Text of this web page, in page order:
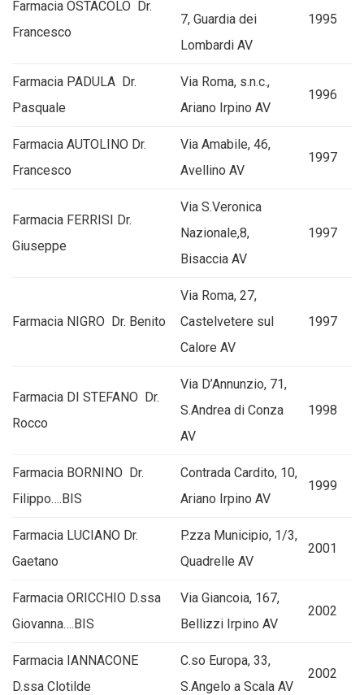
Farmacia OSTACOLO Dr.
Francesco
7, Guardia dei
Lombardi AV
1995
Farmacia PADULA Dr.
Pasquale
Via Roma, s.n.c.,
Ariano Irpino AV
1996
Farmacia AUTOLINO Dr.
Francesco
Via Amabile, 46,
Avellino AV
1997
Farmacia FERRISI Dr.
Giuseppe
Via S.Veronica
Nazionale,8,
Bisaccia AV
1997
Farmacia NIGRO Dr. Benito
Via Roma, 27,
Castelvetere sul
Calore AV
1997
Farmacia DI STEFANO Dr.
Rocco
Via D’Annunzio, 71,
S.Andrea di Conza
AV
1998
Farmacia BORNINO Dr.
Filippo….BIS
Contrada Cardito, 10,
Ariano Irpino AV
1999
Farmacia LUCIANO Dr.
Gaetano
P.zza Municipio, 1/3,
Quadrelle AV
2001
Farmacia ORICCHIO D.ssa
Giovanna….BIS
Via Giancoia, 167,
Bellizzi Irpino AV
2002
Farmacia IANNACONE
D.ssa Clotilde
C.so Europa, 33,
S.Angelo a Scala AV
2002